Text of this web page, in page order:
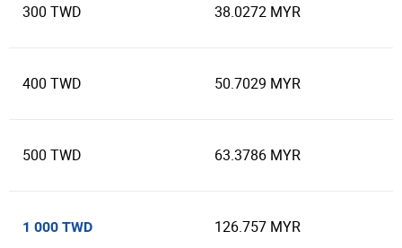
300 TWD 38.0272 MYR
400 TWD 50.7029 MYR
500 TWD 63.3786 MYR
1 000 TWD 126.757 MYR